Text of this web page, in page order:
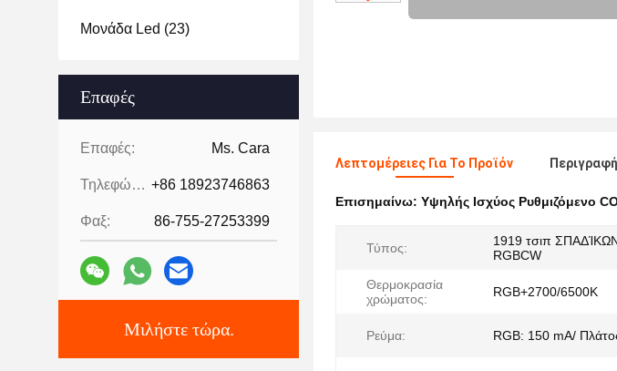
Μονάδα Led (23)
Επαφές
Επαφές: Ms. Cara
Τηλεφώνημα: +86 18923746863
Φαξ: 86-755-27253399
Μιλήστε τώρα.
Λεπτομέρειες Για Το Προϊόν
Επισημαίνω: Υψηλής Ισχύος Ρυθμιζόμενο
Τύπος:
1919 τσιπ
RGBCW
Θερμοκρασία
χρώματος:
RGB+2700/6500K
Ρεύμα: RGB: 150 mA/